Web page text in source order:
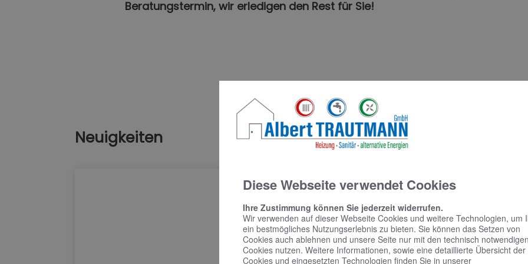
Beratungstermin, wir erledigen den Rest für Sie!
Neuigkeiten
Diese Webseite verwendet Cookies
Ihre Zustimmung können Sie jederzeit widerrufen.
Wir verwenden auf dieser Webseite Cookies und weitere Technologien, um
ein bestmögliches Nutzungserlebnis zu bieten. Sie können das Setzen von
Cookies auch ablehnen und unsere Seite nur mit den technisch notwendigen
Cookies nutzen. Weitere Informationen, sowie eine detaillierte Übersicht der
Cookies und eingesetzten Technologien finden Sie in unserer